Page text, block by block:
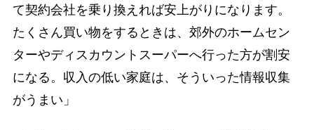
て契約会社を乗り換えれば安上がりになります。
たくさん買い物をするときは、郊外のホームセン
ターやディスカウントスーパーへ行った方が割安
になる。収入の低い家庭は、そういった情報収集
がうまい」